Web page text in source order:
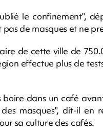
le confinement",
de masques et ne
de cette ville de
effectue plus de
boire dans un café
des masques", dit-il
sa culture des cafés.